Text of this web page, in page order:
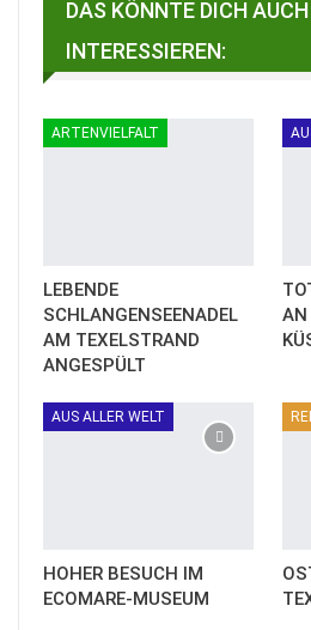
DAS KÖNNTE DICH AUCH
INTERESSIEREN:
ARTENVIELFALT
LEBENDE
SCHLANGENSEENADEL
AM TEXELSTRAND
ANGESPÜLT
AN
AUS ALLER WELT
HOHER BESUCH IM
ECOMARE-MUSEUM